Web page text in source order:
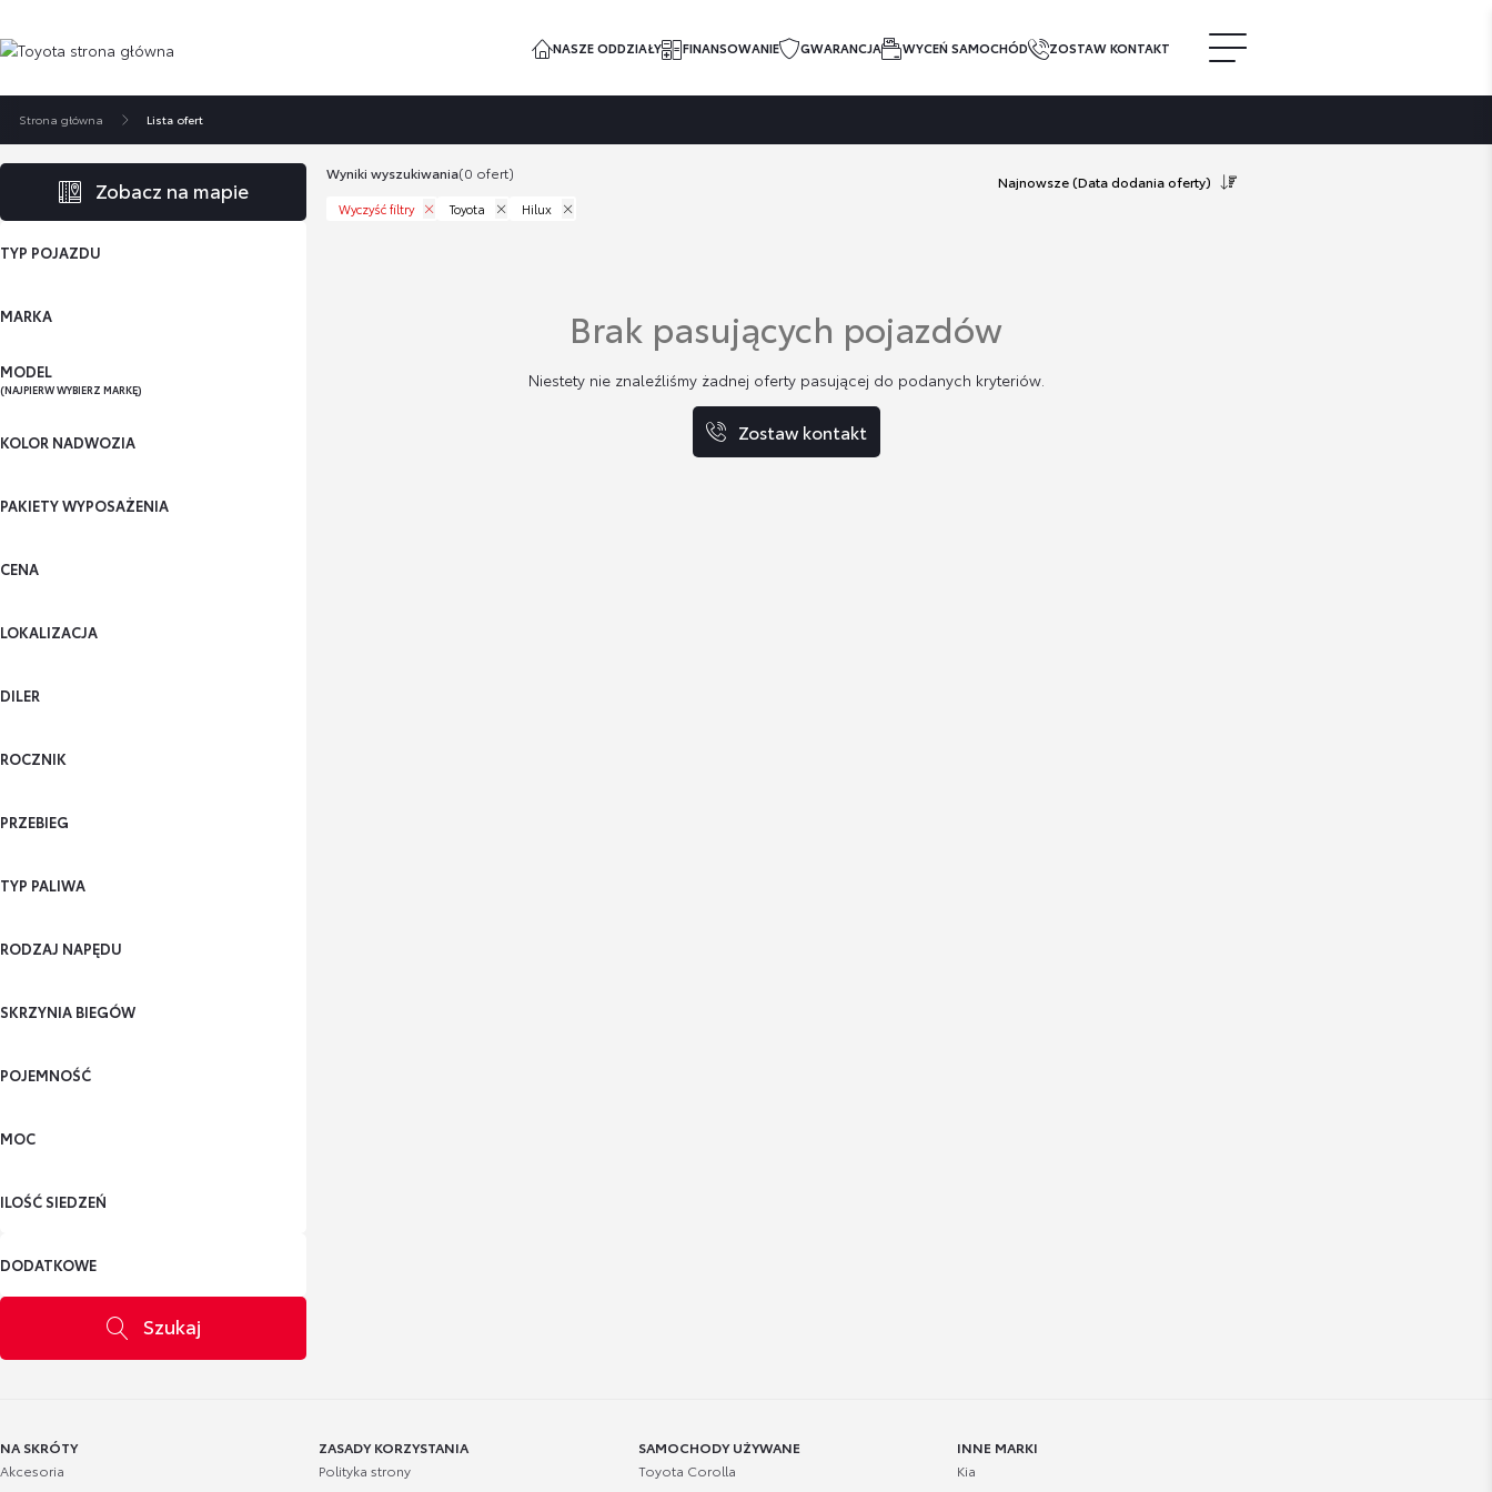
NASZE ODDZIAŁY FINANSOWANIE GWARANCJA WYCEŃ SAMOCHÓD ZOSTAW KONTAKT
Strona główna Lista ofert
Zobacz na mapie
TYP POJAZDU
MARKA
MODEL
(NAJPIERW WYBIERZ MARKĘ)
KOLOR NADWOZIA
PAKIETY WYPOSAŻENIA
CENA
LOKALIZACJA
DILER
ROCZNIK
PRZEBIEG
TYP PALIWA
RODZAJ NAPĘDU
SKRZYNIA BIEGÓW
POJEMNOŚĆ
MOC
ILOŚĆ SIEDZEŃ
DODATKOWE
Szukaj
Wyniki wyszukiwania(0 ofert) Najnowsze(Data dodania oferty)
Wyczyść filtry Toyota Hilux
Brak pasujących pojazdów
Niestety nie znaleźliśmy żadnej oferty pasującej do podanych kryteriów.
Zostaw kontakt
NA SKRÓTY
Akcesoria
ZASADY KORZYSTANIA
Polityka strony
SAMOCHODY UŻYWANE
Toyota Corolla
INNE MARKI
Kia